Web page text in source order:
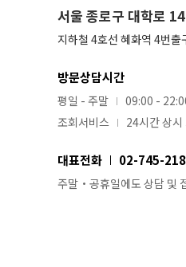
서울 종로구 대학로
지하철 4호선 혜화역 4번출
방문상담시간
평일 - 주말
09:00 -
조회서비스
24시간 상시
대표전화 02-745-
주말・공휴일에도 상담 및